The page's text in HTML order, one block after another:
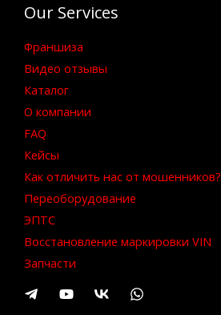
Our Services
Франшиза
Видео отзывы
Каталог
О компании
FAQ
Кейсы
Как отличить нас от мошенников?
Переоборудование
ЭПТС
Восстановление маркировки VIN
Запчасти